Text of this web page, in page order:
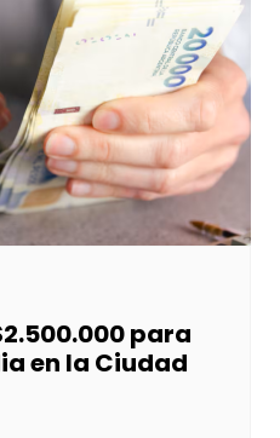
para
en la Ciudad